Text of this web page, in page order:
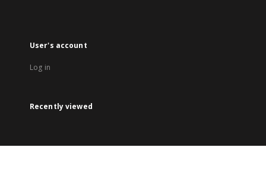
User's account
Log in
Recently viewed